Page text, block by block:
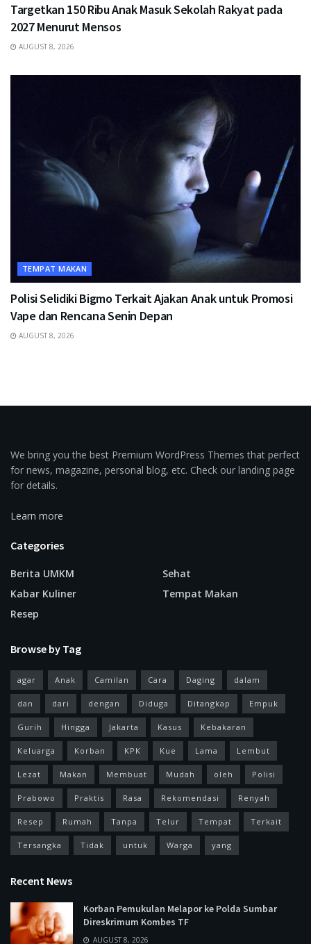
Targetkan 150 Ribu Anak Masuk Sekolah Rakyat pada
2027 Menurut Mensos
AUGUST 8, 2026
TEMPAT MAKAN
Polisi Selidiki Bigmo Terkait Ajakan Anak untuk Promosi
Vape dan Rencana Senin Depan
AUGUST 8, 2026
We bring you the best Premium WordPress Themes that perfect
for news, magazine, personal blog, etc. Check our landing page
for details.
Learn more
Categories
Berita UMKM
Kabar Kuliner
Resep
Sehat
Tempat Makan
Browse by Tag
agar Anak Camilan Cara Daging dalam
dan dari dengan Diduga Ditangkap Empuk
Gurih Hingga Jakarta Kasus Kebakaran
Keluarga Korban KPK Kue Lama Lembut
Lezat Makan Membuat Mudah oleh Polisi
Prabowo Praktis Rasa Rekomendasi Renyah
Resep Rumah Tanpa Telur Tempat Terkait
Tersangka Tidak untuk Warga yang
Recent News
Korban Pemukulan Melapor ke Polda Sumbar
Direskrimum Kombes TF
AUGUST 8, 2026